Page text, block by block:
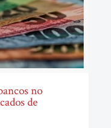
no
de